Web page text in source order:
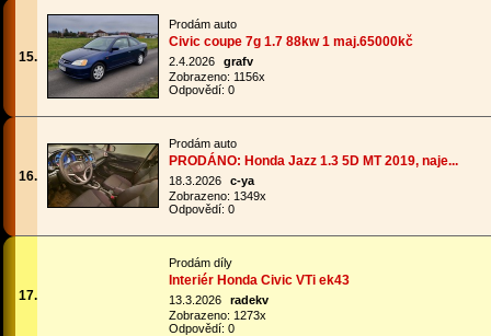
15.
Prodám auto
Civic coupe 7g 1.7 88kw 1 maj.65000kč
2.4.2026
grafv
Zobrazeno: 1156x
Odpovědí: 0
16.
Prodám auto
PRODÁNO: Honda Jazz 1.3 5D MT 2019, naje...
18.3.2026
c-ya
Zobrazeno: 1349x
Odpovědí: 0
17.
Prodám díly
Interiér Honda Civic VTi ek43
13.3.2026
radekv
Zobrazeno: 1273x
Odpovědí: 0